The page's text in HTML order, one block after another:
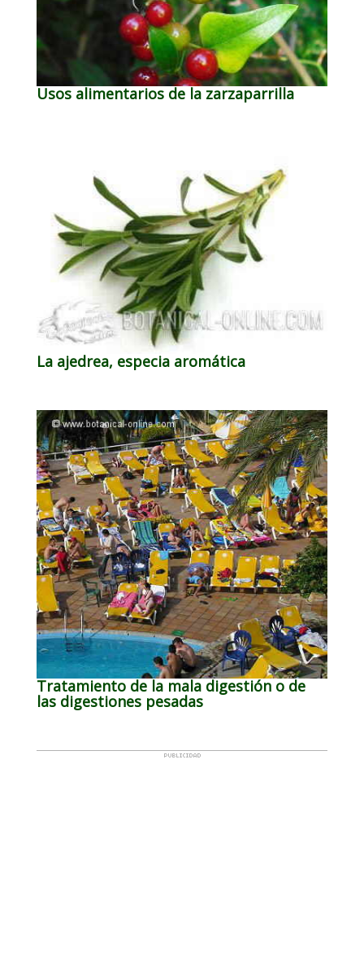
Usos alimentarios de la zarzaparrilla
La ajedrea, especia aromática
Tratamiento de la mala digestión o de
las digestiones pesadas